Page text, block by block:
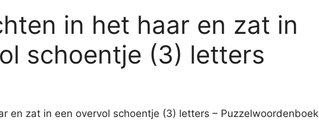
in het haar en zat in
schoentje (3) letters
en zat in een overvol schoentje (3) letters – Puzzelwoordenboek